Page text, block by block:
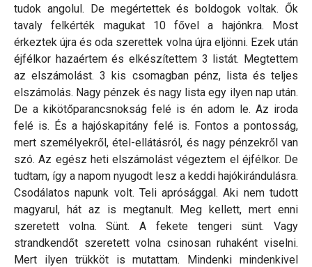
tudok angolul. De megértettek és boldogok voltak. Ők
tavaly felkérték magukat 10 fővel a hajónkra. Most
érkeztek újra és oda szerettek volna újra eljönni. Ezek után
éjfélkor hazaértem és elkészítettem 3 listát. Megtettem
az elszámolást. 3 kis csomagban pénz, lista és teljes
elszámolás. Nagy pénzek és nagy lista egy ilyen nap után.
De a kikötőparancsnokság felé is én adom le. Az iroda
felé is. És a hajóskapitány felé is. Fontos a pontosság,
mert személyekről, étel-ellátásról, és nagy pénzekről van
szó. Az egész heti elszámolást végeztem el éjfélkor. De
tudtam, így a napom nyugodt lesz a keddi hajókirándulásra.
Csodálatos napunk volt. Teli aprósággal. Aki nem tudott
magyarul, hát az is megtanult. Meg kellett, mert enni
szeretett volna. Sünt. A fekete tengeri sünt. Vagy
strandkendőt szeretett volna csinosan ruhaként viselni.
Mert ilyen trükköt is mutattam. Mindenki mindenkivel